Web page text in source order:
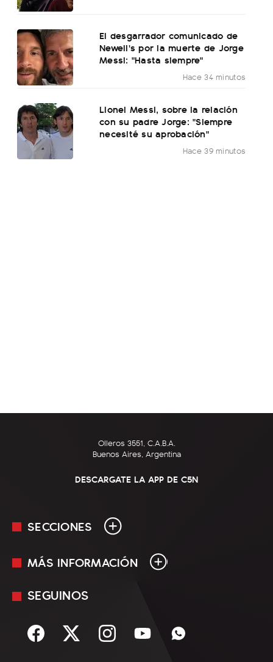
El desgarrador comunicado de
Newell's por la muerte de Jorge
Messi: "Hasta siempre"
Hace 34 minutos
Lionel Messi, sobre la relación
con su padre Jorge: "Siempre
necesité su aprobación"
Hace 39 minutos
Olleros 3551, C.A.B.A.
Buenos Aires, Argentina
DESCARGATE LA APP DE C5N
SECCIONES
En Vivo
Sociedad
MÁS INFORMACIÓN
Mediakit
Términos y condiciones
SEGUINOS